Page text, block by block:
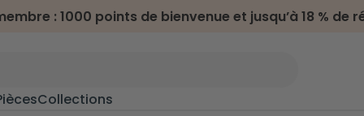
Collections
: 1000 points de bienvenue et jusqu’à 18 % de